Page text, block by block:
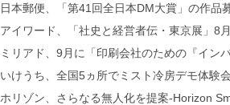
日本郵便、「第41回全日本DM大賞」の作品
アイワード、「社史と経営者伝・東京展」8
ミリアド、9月に「印刷会社のための『イン
いけうち、全国5ヵ所でミスト冷房デモ体験
ホリゾン、さらなる無人化を提案-Horizon